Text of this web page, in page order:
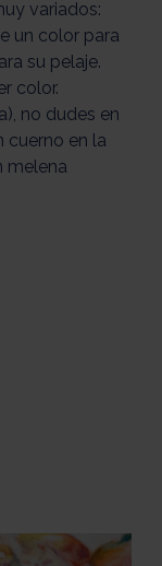
variados:
un color para
su pelaje.
color.
no dudes en
cuerno en la
melena